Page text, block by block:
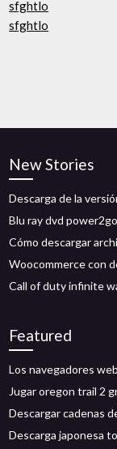
sfghtlo
sfghtlo
New Stories
Descarga de la
Blu ray dvd
Cómo descargar
Woocommerce con
Call of duty infinite
Featured
Los navegadores
Jugar oregon trail 2
Descargar cadenas
Descarga japonesa